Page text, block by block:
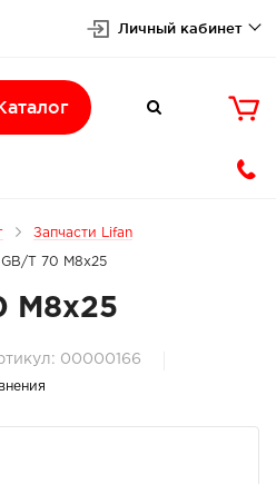
Личный кабинет
 
Запчасти Lifan
GB/T 70 M8x25
M8x25
00000166